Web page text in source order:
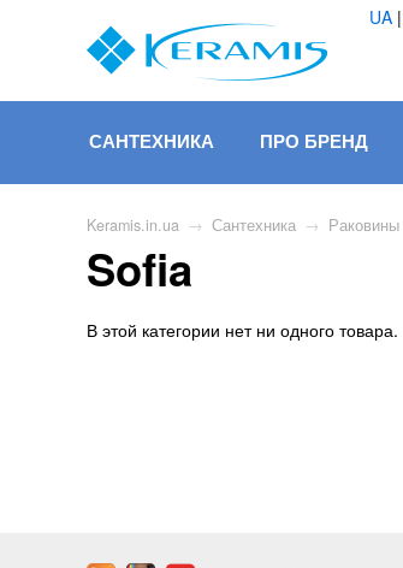
UA |
САНТЕХНИКА ПРО БРЕНД
Keramis.in.ua → Сантехника → Раковины
Sofia
В этой категории нет ни одного товара.